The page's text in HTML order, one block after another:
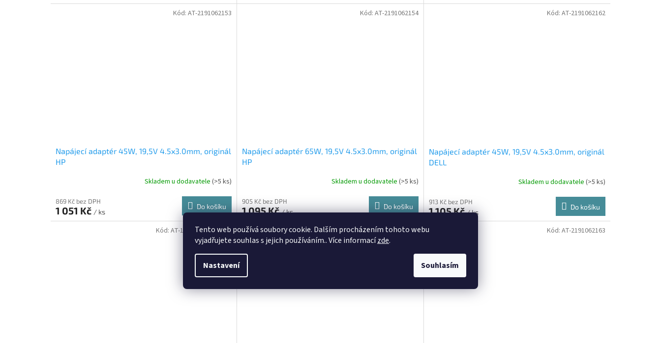
Tento web používá soubory cookie. Dalším procházením tohoto webu
vyjadřujete souhlas s jejich používáním.. Více informacízde.
Nastavení Souhlasím
Napájecí adaptér 45W, 19,5V 4.5x3.0mm, originál
HP
Skladem u dodavatele(>5 ks)
869 Kč bez DPH
1 051 Kč / ks
Do košíku
Kód:AT-2191062153
Napájecí adaptér 65W, 19,5V 4.5x3.0mm, originál
HP
Skladem u dodavatele (>5 ks)
905 Kč bez DPH
1 095 Kč/ ks
Do košíku
Kód: AT-2191062154
Napájecí adaptér 45W, 19,5V 4.5x3.0mm, originál
DELL
Skladem u dodavatele (>5 ks)
913 Kč bez DPH
1 105 Kč/ ks
Do košíku
Kód: AT-2191062162
Kód:AT-187080000000180 Kód:AT-2191062149 Kód: AT-2191062163